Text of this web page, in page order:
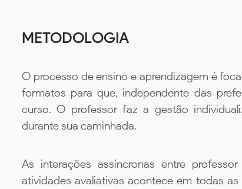
METODOLOGIA
O processo de ensino e aprendizagem é
formatos para que, independente das
curso. O professor faz a gestão
durante sua caminhada.
As interações assíncronas entre
atividades avaliativas acontece em todas